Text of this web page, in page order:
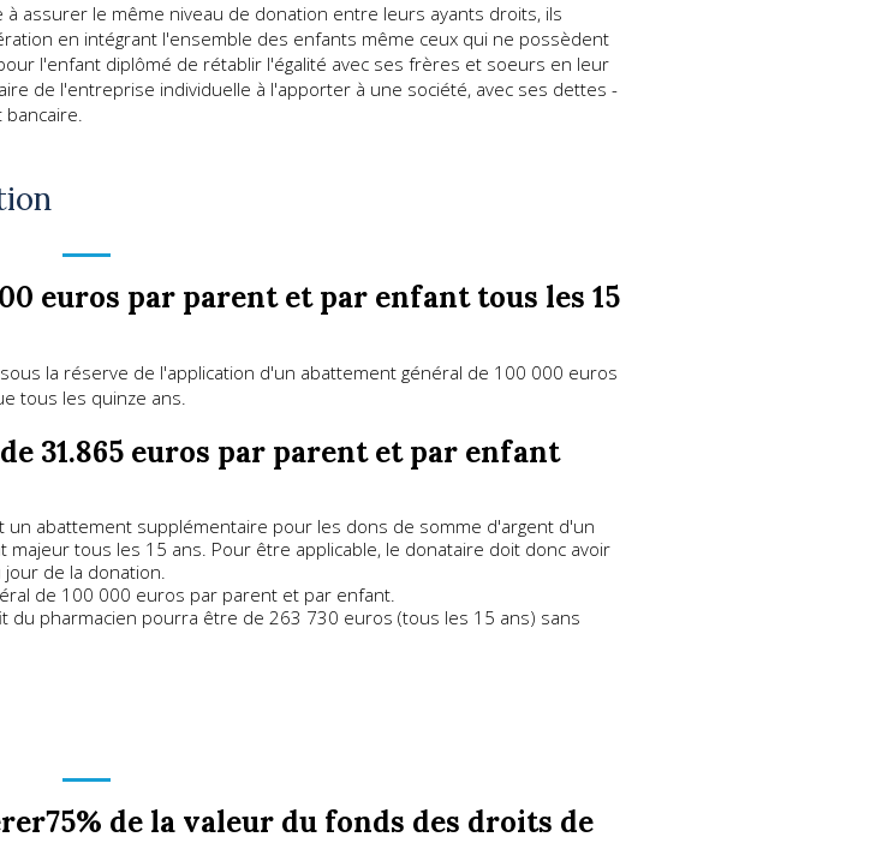
assurer le même niveau de donation entre leurs ayants droits, ils
en intégrant l'ensemble des enfants même ceux qui ne possèdent
l'enfant diplômé de rétablir l'égalité avec ses frères et soeurs en leur
de l'entreprise individuelle à l'apporter à une société, avec ses dettes -
euros par parent et par enfant tous les 15
la réserve de l'application d'un abattement général de 100 000 euros
tous les quinze ans.
31.865 euros par parent et par enfant
un abattement supplémentaire pour les dons de somme d'argent d'un
tous les 15 ans. Pour être applicable, le donataire doit donc avoir
de la donation.
de 100 000 euros par parent et par enfant.
du pharmacien pourra être de 263 730 euros (tous les 15 ans) sans
de la valeur du fonds des droits de